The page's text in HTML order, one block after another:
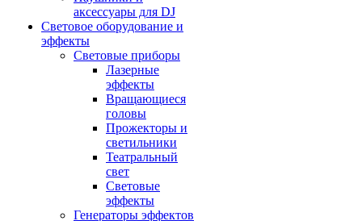
аксессуары для DJ
Световое оборудование и
эффекты
Световые приборы
Лазерные
эффекты
Вращающиеся
головы
Прожекторы и
светильники
Театральный
свет
Световые
эффекты
Генераторы эффектов